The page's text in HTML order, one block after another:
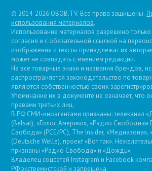
© 2014-2026 OBOB.TV. Все права защищены.
использования материалов.
Использование материалов разрешено
согласия и с обязательной ссылкой на
изображения и тексты принадлежат их
может не совпадать с мнением редакции.
На все товарные знаки и названия брендов,
распространяется законодательство по
являются собственностью своих
Упоминание их в документе не означает, что
правами третьих лиц.
В РФ СМИ-иноагентами признаны: телеканал
(Belsat), «Голос Америки», «Радио Свободная
Свобода» (PCE/PC), The Insider, «Медиазона»,
(Deutsche Welle), проект «Вот так».
признаны «Радио Свобода» и «Дождь».
Владелец соцсетей Instagram и Facebook
РФ экстремистской и запрещена.